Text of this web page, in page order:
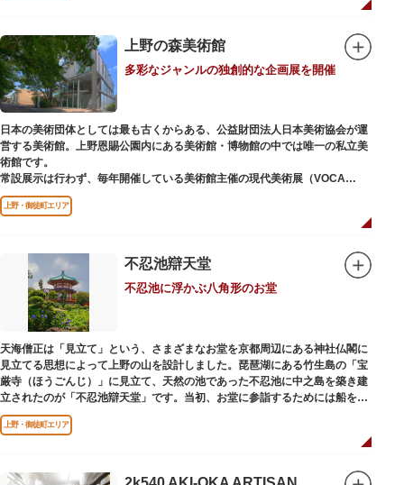
から池を眺めれば、新しい発見ができるかもしれません。また、「鵜の池」
にはマガモ・オナガガモなどたくさんの鴨や渡り鳥が訪れます。大都会の中
でバードウォッチングができる珍しいスポットです。
ファミリーで、カップルで、または一人でゆったりと、思い思いの時間をお
過ごしください。
上野の森美術館
多彩なジャンルの独創的な企画展を開催
日本の美術団体としては最も古くからある、公益財団法人日本美術協会が運
営する美術館。上野恩賜公園内にある美術館・博物館の中では唯一の私立美
術館です。
常設展示は行わず、毎年開催している美術館主催の現代美術展（VOCA
展）、公募展（上野の森美術館大賞展、日本の自然を描く展）のほか、マン
ガから書展にいたるまで定期的に多彩なジャンルの独創的な企画展を開催し
別館の1階には、小企画展などの開催もできる上野の森美術館ギャラリー、
そして、3階には上野の森アートスクールが設置され、初心者から熟練者を
対象とした油彩・アクリル、水彩、日本画のクラスや、週末に受講できる単
発講座などを開催しています。
上野・御徒町エリア
不忍池辯天堂
不忍池に浮かぶ八角形のお堂
天海僧正は「見立て」という、さまざまなお堂を京都周辺にある神社仏閣に
見立てる思想によって上野の山を設計しました。琵琶湖にある竹生島の「宝
厳寺（ほうごんじ）」に見立て、天然の池であった不忍池に中之島を築き建
立されたのが「不忍池辯天堂」です。当初、お堂に参詣するためには船を使
用していましたが、参詣者が増えたことから橋がかけられました。不忍池の
どこからでも参拝できるように、八角形の建物になったと言われ、7月から8
上野・御徒町エリア